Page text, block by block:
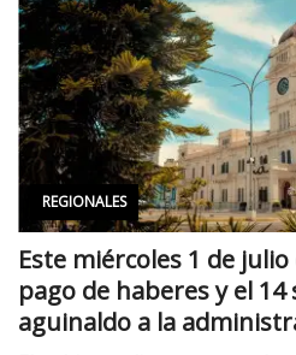
REGIONALES
Este miércoles 1 de
pago de haberes y el 14
aguinaldo a la